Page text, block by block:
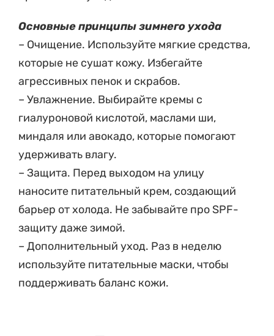
Основные принципы зимнего ухода
– Очищение. Используйте мягкие средства,
которые не сушат кожу. Избегайте
агрессивных пенок и скрабов.
– Увлажнение. Выбирайте кремы с
гиалуроновой кислотой, маслами ши,
миндаля или авокадо, которые помогают
удерживать влагу.
– Защита. Перед выходом на улицу
наносите питательный крем, создающий
барьер от холода. Не забывайте про SPF-
защиту даже зимой.
– Дополнительный уход. Раз в неделю
используйте питательные маски, чтобы
поддерживать баланс кожи.